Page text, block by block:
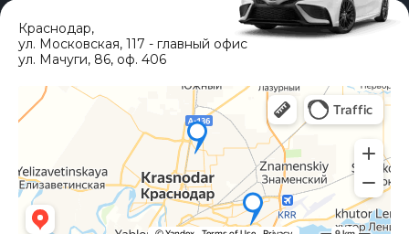
Краснодар,
ул. Московская, 117 - главный офис
ул. Мачуги, 86, оф. 406